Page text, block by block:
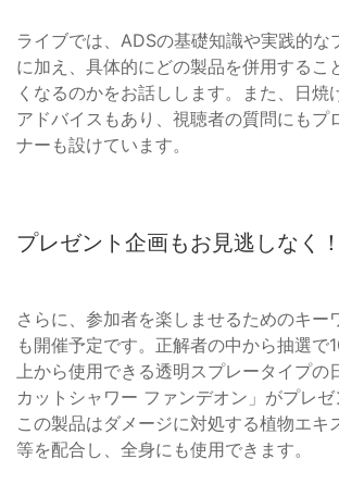
ライブでは、ADSの基礎知識や実践的な
に加え、具体的にどの製品を併用するこ
くなるのかをお話しします。また、日焼
アドバイスもあり、視聴者の質問にもプ
ナーも設けています。
プレゼント企画もお見逃しなく！
さらに、参加者を楽しませるためのキー
も開催予定です。正解者の中から抽選で
上から使用できる透明スプレータイプの
カットシャワー ファンデオン」がプレゼ
この製品はダメージに対処する植物エキ
等を配合し、全身にも使用できます。